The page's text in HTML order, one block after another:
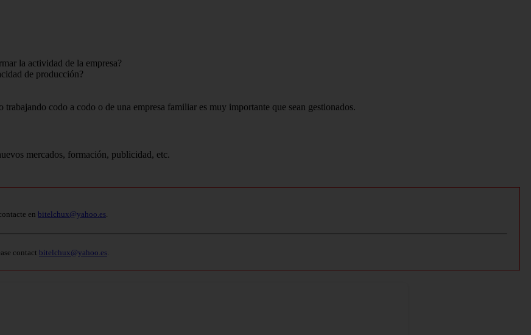
la actividad de la empresa?
de producción?
codo a codo o de una em­presa familiar es muy importante que sean gestionados.
mercados, formación, publicidad, etc.
en bitelchux@yahoo.es.
contact bitelchux@yahoo.es.